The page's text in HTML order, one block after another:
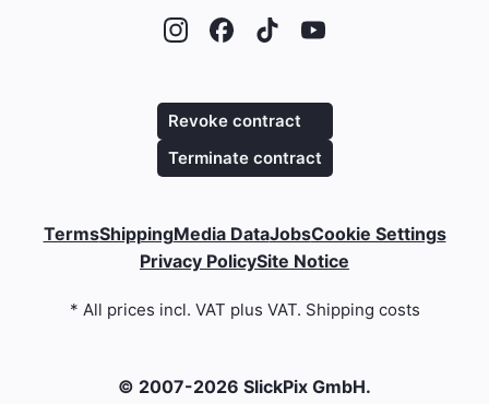
© 2007-2026 SlickPix GmbH.
TermsShippingMedia DataJobsCookie Settings
Privacy PolicySite Notice
Revoke contract
Terminate contract
* All prices incl. VAT plus VAT. Shipping costs